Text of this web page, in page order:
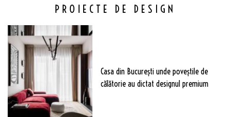
PROIECTE DE DESIGN
Casa din București unde poveștile de
călătorie au dictat designul premium